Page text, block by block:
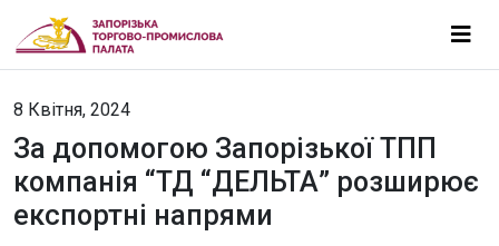
8 Квітня, 2024
За допомогою Запорізької ТПП
компанія “ТД “ДЕЛЬТА” розширює
експортні напрями